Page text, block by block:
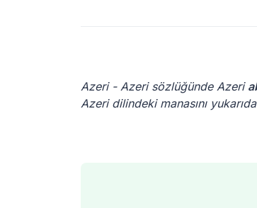
Azeri - Azeri sözlüğünde Azeri
Azeri dilindeki manasını